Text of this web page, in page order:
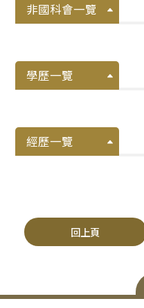
非國科會一覽
學歷一覽
經歷一覽
回上頁